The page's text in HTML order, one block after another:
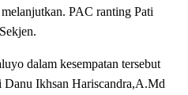
PAC ranting Pati
dalam kesempatan tersebut
Danu Ikhsan Hariscandra,A.Md